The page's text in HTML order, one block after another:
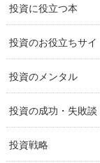
投資に役立つ本
投資のお役立ちサ
投資のメンタル
投資の成功・失敗談
投資戦略